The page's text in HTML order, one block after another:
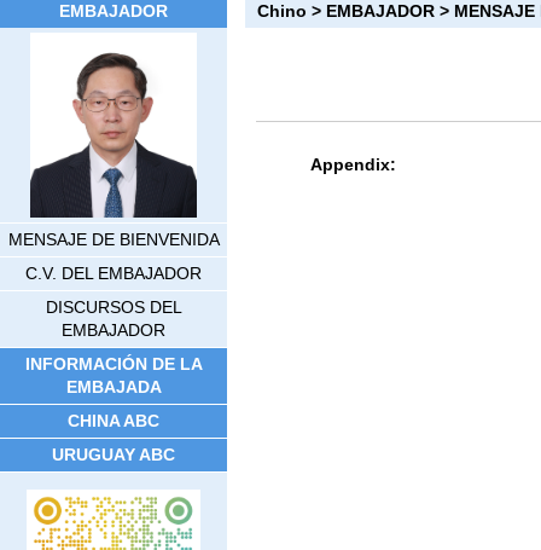
EMBAJADOR
MENSAJE DE BIENVENIDA
C.V. DEL EMBAJADOR
DISCURSOS DEL
EMBAJADOR
INFORMACIÓN DE LA
EMBAJADA
CHINA ABC
URUGUAY ABC
Chino > EMBAJADOR > MENSAJE
Appendix: